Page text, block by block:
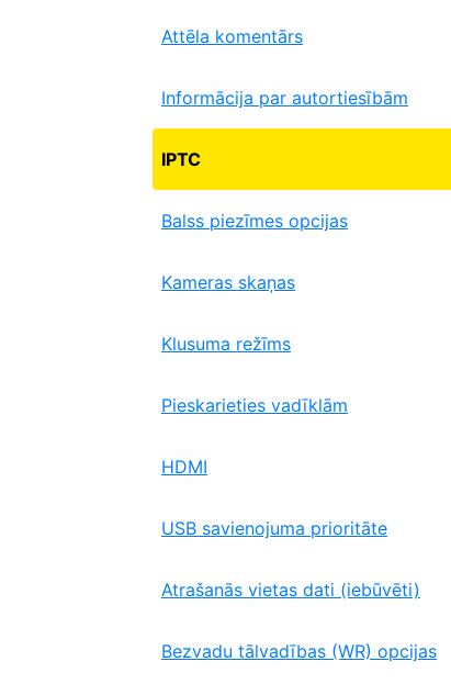
Attēla komentārs
Informācija par autortiesībām
IPTC
Balss piezīmes opcijas
Kameras skaņas
Klusuma režīms
Pieskarieties vadīklām
HDMI
USB savienojuma prioritāte
Atrašanās vietas dati (iebūvēti)
Bezvadu tālvadības (WR) opcijas